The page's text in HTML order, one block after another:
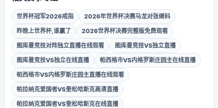
世界杯冠军2026戒指
2026年世界杯决赛马龙对张继科
昨晚上世界杯,谁赢了
2026世界杯决赛完整版免费观看
图库曼竞技对阵独立直播在线观看
图库曼竞技VS独立直播
图库曼竞技VS独立在线直播
帕西格市VS内格罗斯庄园主在线直播
帕西格市VS内格罗斯庄园主直播在线观看
帕拉纳克爱国者VS奎松哈斯克高清直播
帕拉纳克爱国者VS奎松哈斯克在线直播